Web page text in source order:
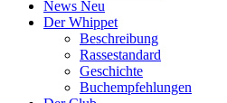
News Neu
Der Whippet
Beschreibung
Rassestandard
Geschichte
Buchempfehlungen